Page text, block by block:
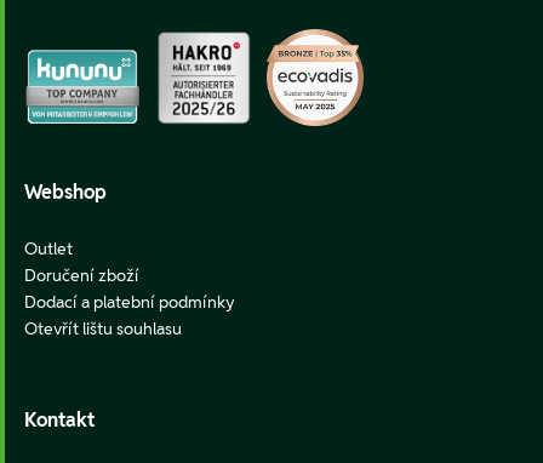
Webshop
Outlet
Doručení zboží
Dodací a platební podmínky
Otevřít lištu souhlasu
Kontakt